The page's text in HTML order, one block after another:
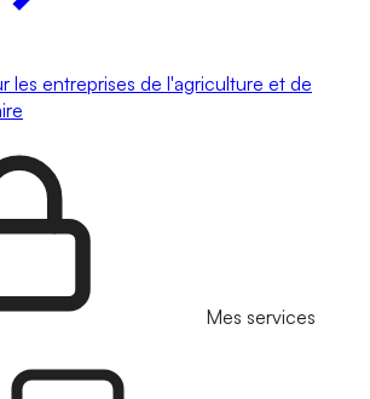
les entreprises de l'agriculture et de
Mes services